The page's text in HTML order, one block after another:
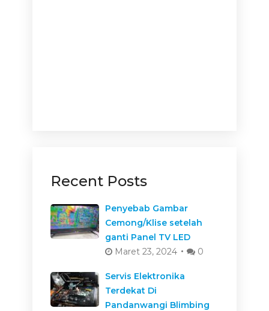
Recent Posts
Penyebab Gambar
Cemong/Klise setelah
ganti Panel TV LED
Maret 23, 2024
0
Servis Elektronika
Terdekat Di
Pandanwangi Blimbing